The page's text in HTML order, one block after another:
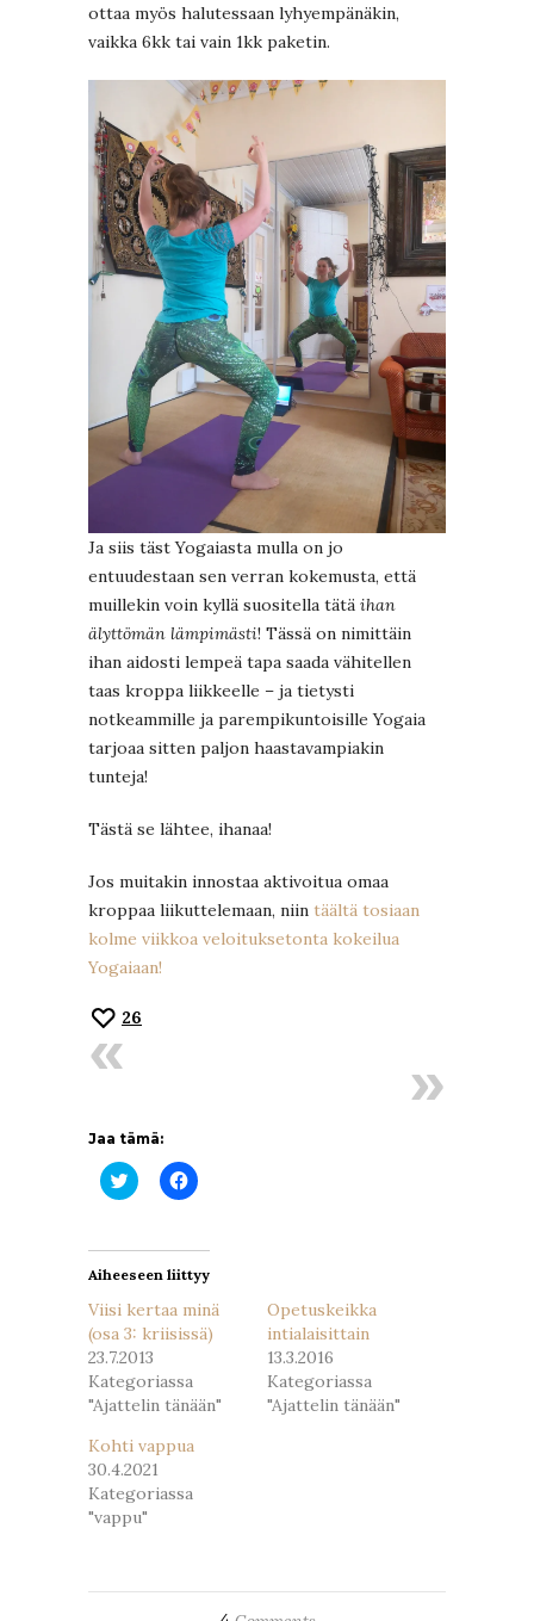
ottaa myös halutessaan lyhyempänäkin,
vaikka 6kk tai vain 1kk paketin.
Ja siis täst Yogaiasta mulla on jo
entuudestaan sen verran kokemusta, että
muillekin voin kyllä suositella tätä ihan
älyttömän lämpimästi! Tässä on nimittäin
ihan aidosti lempeä tapa saada vähitellen
taas kroppa liikkeelle – ja tietysti
notkeammille ja parempikuntoisille Yogaia
tarjoaa sitten paljon haastavampiakin
tunteja!
Tästä se lähtee, ihanaa!
Jos muitakin innostaa aktivoitua omaa
kroppaa liikuttelemaan, niin täältä tosiaan
kolme viikkoa veloituksetonta kokeilua
Yogaiaan!
26
Jaa tämä:
Jaa
Twitterissä(Avautuu
Jaa
Facebookissa(Avautuu
Aiheeseen liittyy
Viisi kertaa minä
(osa 3: kriisissä)
23.7.2013
Kategoriassa
"Ajattelin tänään"
Opetuskeikka
intialaisittain
13.3.2016
Kategoriassa
"Ajattelin tänään"
Kohti vappua
30.4.2021
Kategoriassa
"vappu"